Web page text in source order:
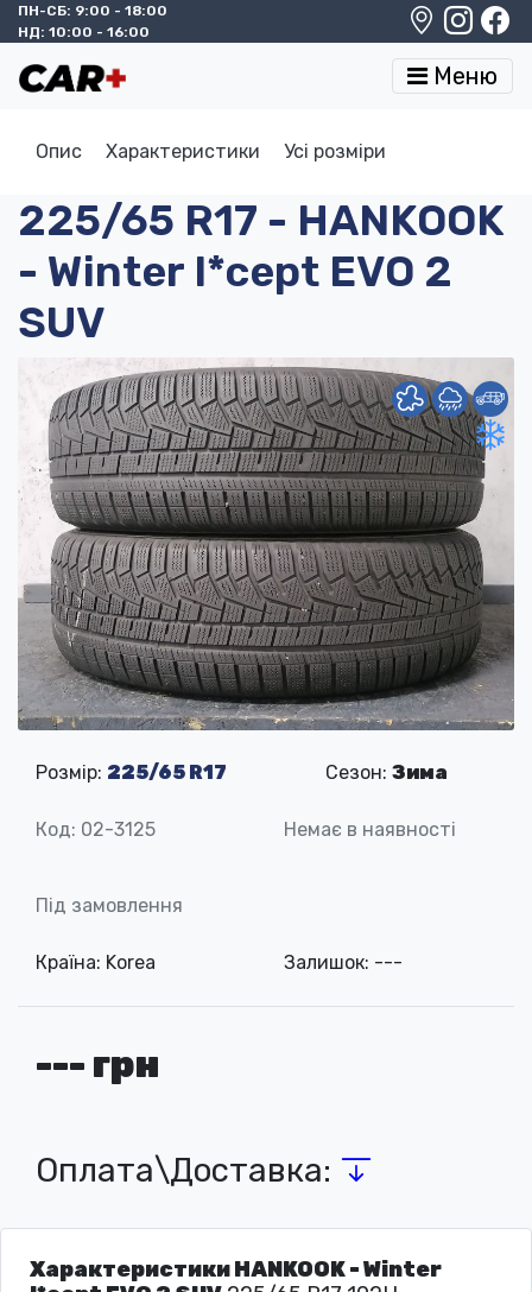
ПН-СБ: 9:00 - 18:00
НД: 10:00 - 16:00
Меню
Опис Характеристики Усі розміри
225/65 R17 - HANKOOK
- Winter I*cept EVO 2
SUV
Розмір: 225/65 R17 Сезон: Зима
Код: 02-3125 Немає в наявності
Під замовлення
Країна: Korea Залишок: ---
--- грн
Оплата\Доставка:
Характеристики HANKOOK - Winter